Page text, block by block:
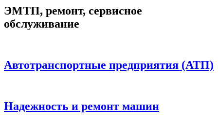
ЭМТП, ремонт, сервисное
обслуживание
Автотранспортные предприятия (АТП)
Надежность и ремонт машин